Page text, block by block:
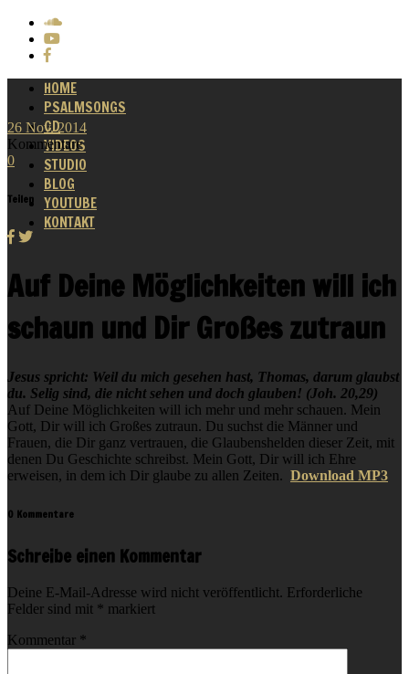
HOME
PSALMSONGS
CD
VIDEOS
STUDIO
BLOG
YOUTUBE
KONTAKT
26 Nov. 2014
Kommentare
0
Teilen
Auf Deine Möglichkeiten will ich
schaun und Dir Großes zutraun
Jesus spricht: Weil du mich gesehen hast, Thomas, darum glaubst
du. Selig sind, die nicht sehen und doch glauben! (Joh. 20,29)
Auf Deine Möglichkeiten will ich mehr und mehr schauen. Mein
Gott, Dir will ich Großes zutraun. Du suchst die Männer und
Frauen, die Dir ganz vertrauen, die Glaubenshelden dieser Zeit, mit
denen Du Geschichte schreibst. Mein Gott, Dir will ich Ehre
erweisen, in dem ich Dir glaube zu allen Zeiten. Download MP3
0 Kommentare
Schreibe einen Kommentar
Deine E-Mail-Adresse wird nicht veröffentlicht. Erforderliche
Felder sind mit * markiert
Kommentar *